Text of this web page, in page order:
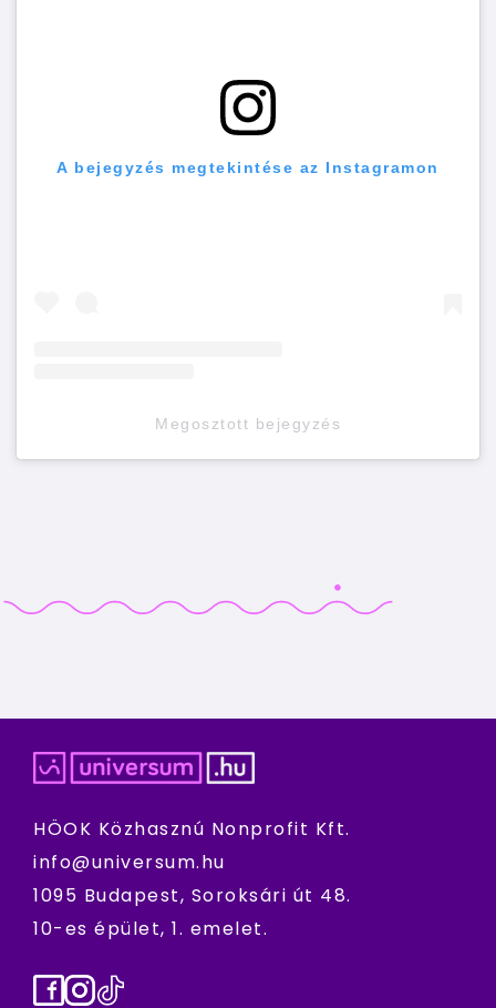
A bejegyzés megtekintése az Instagramon
Megosztott bejegyzés
HÖOK Közhasznú Nonprofit Kft.
info@universum.hu
1095 Budapest, Soroksári út 48.
10-es épület, 1. emelet.
Facebook
Instagram
TikTok